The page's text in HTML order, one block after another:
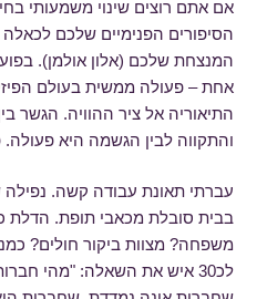
אם אתם רוצים שינוי משמעותי
הסיפורים הפנימיים שלכם
המנצחת שלכם (אלון אולמן).
אחת – פעולה ממשית בעולם
התיאוריה אל ציר ההוויה. הגשר
והתקווה לבין הגשמה היא פעולה.
עברתי תאונת עבודה קשה. נפילה
בבית סובלת מכאבי תופת. הדלת
משפחה? מצוות ביקור חולים?
לכ30 איש את השאלה: "מהי